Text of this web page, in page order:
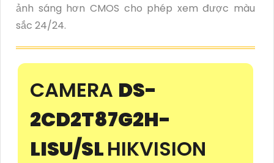
ảnh sáng hơn CMOS cho phép xem được màu
sắc 24/24.
CAMERA DS-
2CD2T87G2H-
LISU/SLHIKVISION